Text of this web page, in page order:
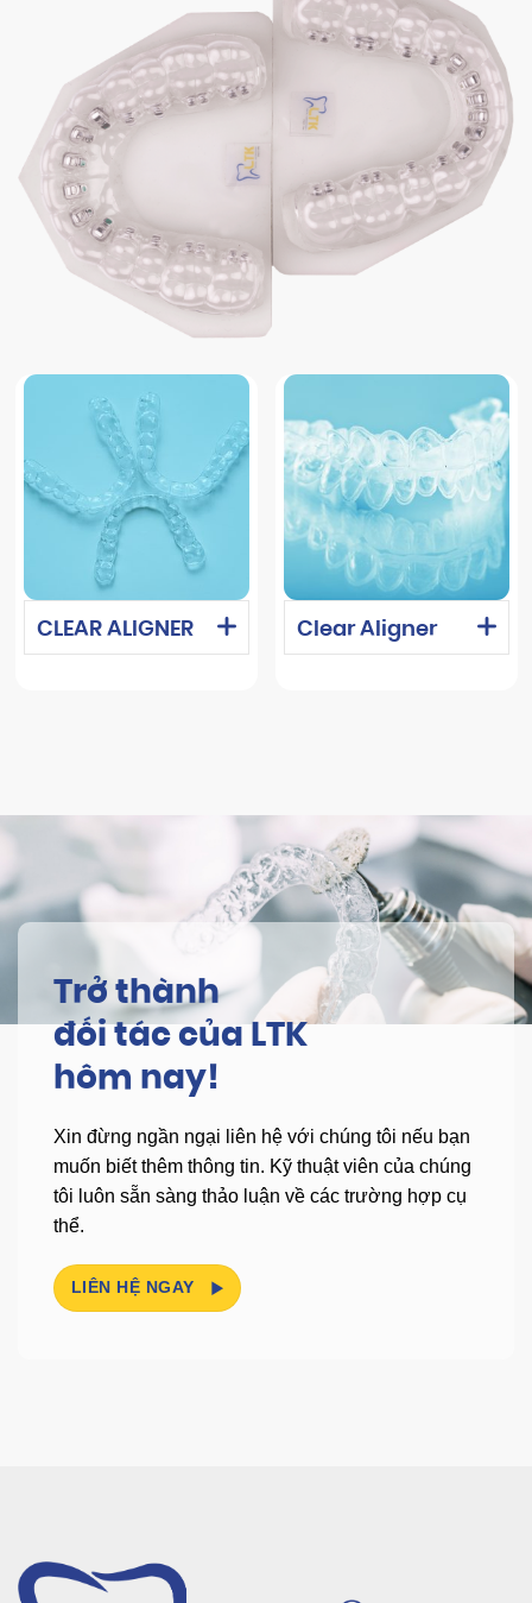
CLEAR ALIGNER Clear Aligner
Trở thành
đối tác của LTK
hôm nay!
Xin đừng ngần ngại liên hệ với chúng tôi nếu bạn
muốn biết thêm thông tin. Kỹ thuật viên của chúng
tôi luôn sẵn sàng thảo luận về các trường hợp cụ
thể.
LIÊN HỆ NGAY